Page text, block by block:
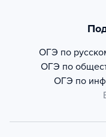
ОГЭ по
ОГЭ по
ОГЭ по